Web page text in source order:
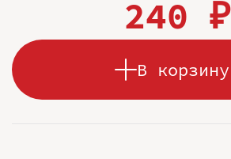
240 ₽
В корзину